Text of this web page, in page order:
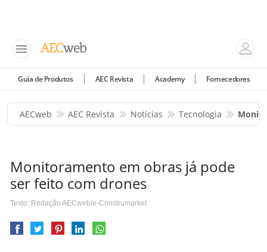
Guia de Produtos AEC Revista Academy Fornecedores
AECweb AEC Revista Notícias Tecnologia
Monitoramento em obras já pode
ser feito com drones
Texto: Redação AECweb/e-Construmarket